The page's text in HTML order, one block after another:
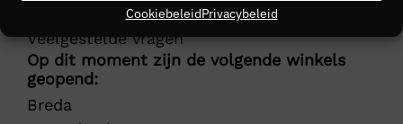
CookiebeleidPrivacybeleid
Helpcentrum
Veelgestelde vragen
Op dit moment zijn de volgende winkels
geopend:
Breda